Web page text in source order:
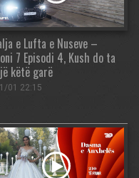
e Lufta e Nuseve –
7 Episodi 4, Kush do ta
këtë garë
01 22:15